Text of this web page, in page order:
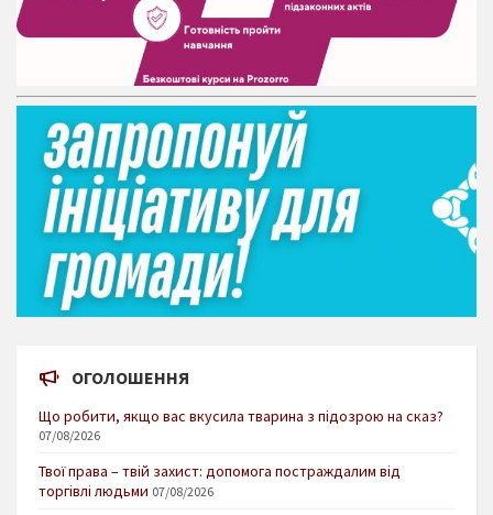
ОГОЛОШЕННЯ
Що робити, якщо вас вкусила тварина з підозрою на сказ?
07/08/2026
Твої права – твій захист: допомога постраждалим від
торгівлі людьми 07/08/2026